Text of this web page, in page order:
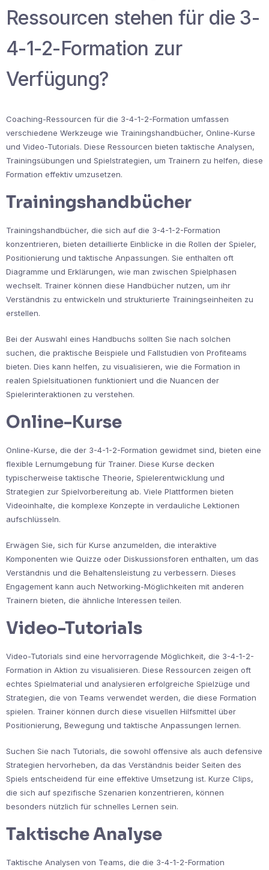
Ressourcen stehen für die 3-
4-1-2-Formation zur
Verfügung?
Coaching-Ressourcen für die 3-4-1-2-Formation umfassen
verschiedene Werkzeuge wie Trainingshandbücher, Online-Kurse
und Video-Tutorials. Diese Ressourcen bieten taktische Analysen,
Trainingsübungen und Spielstrategien, um Trainern zu helfen, diese
Formation effektiv umzusetzen.
Trainingshandbücher
Trainingshandbücher, die sich auf die 3-4-1-2-Formation
konzentrieren, bieten detaillierte Einblicke in die Rollen der Spieler,
Positionierung und taktische Anpassungen. Sie enthalten oft
Diagramme und Erklärungen, wie man zwischen Spielphasen
wechselt. Trainer können diese Handbücher nutzen, um ihr
Verständnis zu entwickeln und strukturierte Trainingseinheiten zu
erstellen.
Bei der Auswahl eines Handbuchs sollten Sie nach solchen
suchen, die praktische Beispiele und Fallstudien von Profiteams
bieten. Dies kann helfen, zu visualisieren, wie die Formation in
realen Spielsituationen funktioniert und die Nuancen der
Spielerinteraktionen zu verstehen.
Online-Kurse
Online-Kurse, die der 3-4-1-2-Formation gewidmet sind, bieten eine
flexible Lernumgebung für Trainer. Diese Kurse decken
typischerweise taktische Theorie, Spielerentwicklung und
Strategien zur Spielvorbereitung ab. Viele Plattformen bieten
Videoinhalte, die komplexe Konzepte in verdauliche Lektionen
aufschlüsseln.
Erwägen Sie, sich für Kurse anzumelden, die interaktive
Komponenten wie Quizze oder Diskussionsforen enthalten, um das
Verständnis und die Behaltensleistung zu verbessern. Dieses
Engagement kann auch Networking-Möglichkeiten mit anderen
Trainern bieten, die ähnliche Interessen teilen.
Video-Tutorials
Video-Tutorials sind eine hervorragende Möglichkeit, die 3-4-1-2-
Formation in Aktion zu visualisieren. Diese Ressourcen zeigen oft
echtes Spielmaterial und analysieren erfolgreiche Spielzüge und
Strategien, die von Teams verwendet werden, die diese Formation
spielen. Trainer können durch diese visuellen Hilfsmittel über
Positionierung, Bewegung und taktische Anpassungen lernen.
Suchen Sie nach Tutorials, die sowohl offensive als auch defensive
Strategien hervorheben, da das Verständnis beider Seiten des
Spiels entscheidend für eine effektive Umsetzung ist. Kurze Clips,
die sich auf spezifische Szenarien konzentrieren, können
besonders nützlich für schnelles Lernen sein.
Taktische Analyse
Taktische Analysen von Teams, die die 3-4-1-2-Formation